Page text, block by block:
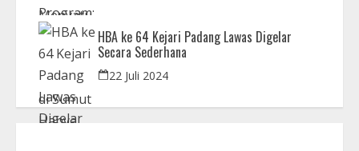
HBA ke 64 Kejari Padang Lawas Digelar
Secara Sederhana
22 Juli 2024